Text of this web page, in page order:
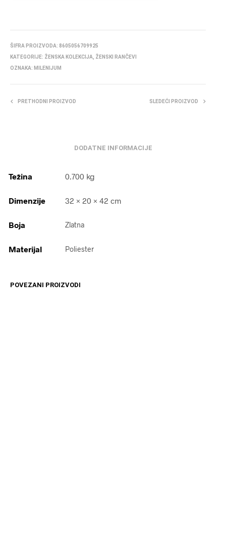
ŠIFRA PROIZVODA: 8605056709925
KATEGORIJE: ŽENSKA KOLEKCIJA
ŽENSKI RANČEVI
OZNAKA: MILENIJUM
PRETHODNI PROIZVOD SLEDEĆI PROIZVOD
DODATNE INFORMACIJE
Težina 0.700 kg
Dimenzije 32 × 20 × 42 cm
Boja Zlatna
Materijal Poliester
POVEZANI PROIZVODI